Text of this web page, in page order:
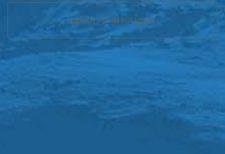
pogledaj više na instagramu